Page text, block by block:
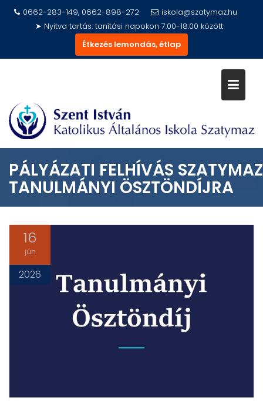
0662-283-149, 0662-898-272
iskola@szatymaz.hu
➤ Nyitva tartás: tanítási napokon 7:00-18:00 között
Étkezés lemondás, étlap
PÁLYÁZATI FELHÍVÁS
TANULMÁNYI ÖSZTÖNDÍJRA
16
jún
2026